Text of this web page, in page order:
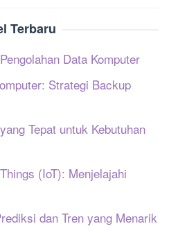
Terbaru
Data Komputer
Strategi Backup
Tepat untuk Kebutuhan
(IoT): Menjelajahi
dan Tren yang Menarik